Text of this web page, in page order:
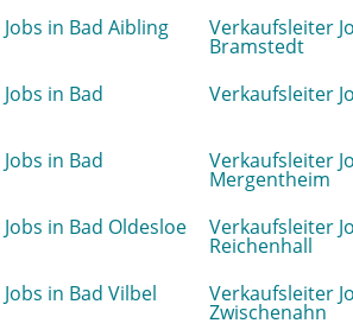
in Bad Aibling Verkaufsleiter
Bramstedt
in Bad Verkaufsleiter
in Bad Verkaufsleiter
Mergentheim
in Bad Oldesloe Verkaufsleiter
Reichenhall
in Bad Vilbel Verkaufsleiter
Zwischenahn